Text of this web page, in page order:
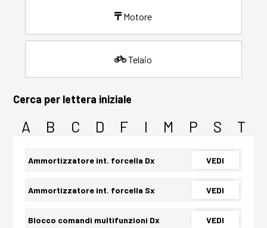
Motore
Telaio
Cerca per lettera iniziale
A B C D F I M P S T
Ammortizzatore int. forcella Dx VEDI
Ammortizzatore int. forcella Sx VEDI
Blocco comandi multifunzioni Dx VEDI